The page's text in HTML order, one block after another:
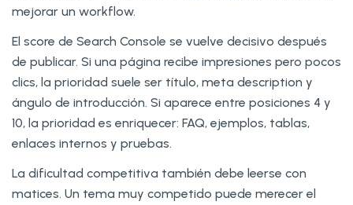
mejorar un workflow.
El score de Search Console se vuelve decisivo después
de publicar. Si una página recibe impresiones pero pocos
clics, la prioridad suele ser título, meta description y
ángulo de introducción. Si aparece entre posiciones 4 y
10, la prioridad es enriquecer: FAQ, ejemplos, tablas,
enlaces internos y pruebas.
La dificultad competitiva también debe leerse con
matices. Un tema muy competido puede merecer el